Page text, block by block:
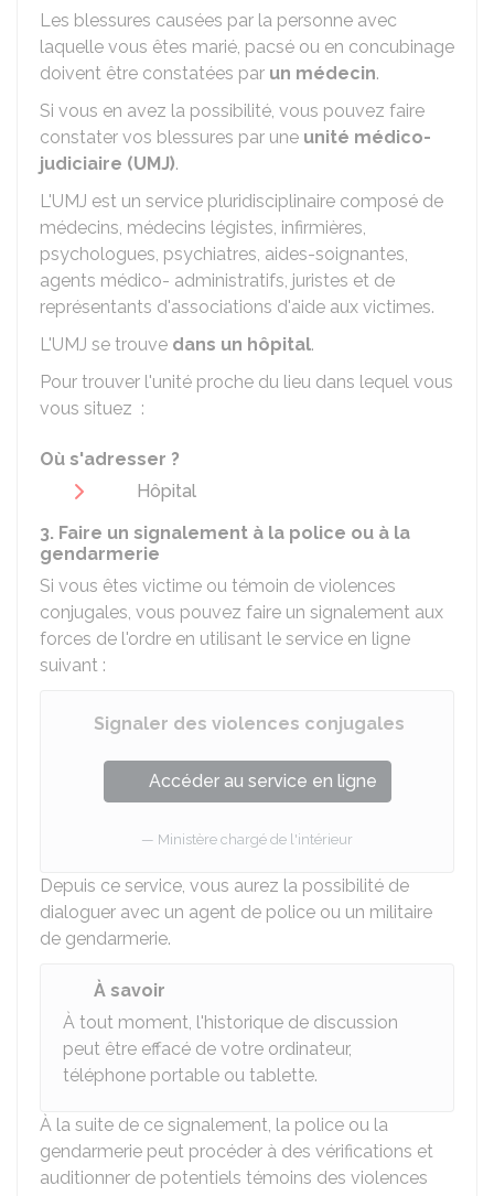
Les blessures causées par la personne avec
laquelle vous êtes marié, pacsé ou en concubinage
doivent être constatées par un médecin.
Si vous en avez la possibilité, vous pouvez faire
constater vos blessures par une unité médico-
judiciaire (UMJ).
L'UMJ est un service pluridisciplinaire composé de
médecins, médecins légistes, infirmières,
psychologues, psychiatres, aides-soignantes,
agents médico- administratifs, juristes et de
représentants d'associations d'aide aux victimes.
L'UMJ se trouve dans un hôpital.
Pour trouver l'unité proche du lieu dans lequel vous
vous situez :
Où s'adresser ?
Hôpital
3. Faire un signalement à la police ou à la
gendarmerie
Si vous êtes victime ou témoin de violences
conjugales, vous pouvez faire un signalement aux
forces de l'ordre en utilisant le service en ligne
suivant :
Signaler des violences conjugales
Accéder au service en ligne
Ministère chargé de l'intérieur
Depuis ce service, vous aurez la possibilité de
dialoguer avec un agent de police ou un militaire
de gendarmerie.
À savoir
À tout moment, l'historique de discussion
peut être effacé de votre ordinateur,
téléphone portable ou tablette.
À la suite de ce signalement, la police ou la
gendarmerie peut procéder à des vérifications et
auditionner de potentiels témoins des violences